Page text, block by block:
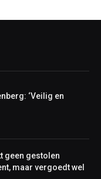
‘Veilig en
geen gestolen
maar vergoedt wel